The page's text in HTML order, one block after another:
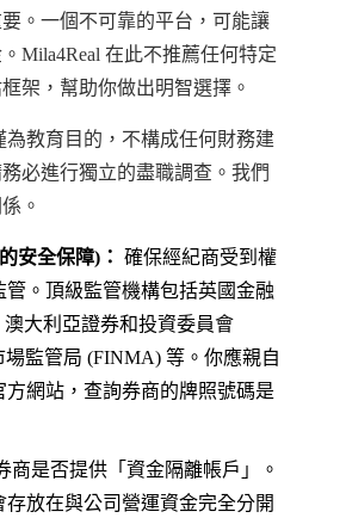
。一個不可靠的平台，可能讓
Mila4Real 在此不推薦任何特定
架，幫助你做出明智選擇。
為教育目的，不構成任何財務建
必進行獨立的盡職調查。我們
。
安全保障)： 確保經紀商受到權
管。頂級監管機構包括英國金融
澳大利亞證券和投資委員會
監管局 (FINMA) 等。你應親自
方網站，查詢券商的牌照號碼是
商是否提供「資金隔離帳戶」。
放在與公司營運資金完全分開